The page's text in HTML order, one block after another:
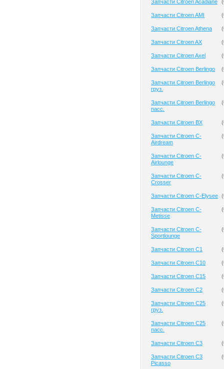
Запчасти Citroen Acadiane (
Запчасти Citroen AMI (
Запчасти Citroen Athena (
Запчасти Citroen AX (
Запчасти Citroen Axel (
Запчасти Citroen Berlingo (
Запчасти Citroen Berlingo
груз.
(
Запчасти Citroen Berlingo
пасс.
(
Запчасти Citroen BX (
Запчасти Citroen C-
Airdream
(
Запчасти Citroen C-
Airlounge
(
Запчасти Citroen C-
Crosser
(
Запчасти Citroen C-Elysee (
Запчасти Citroen C-
Metisse
(
Запчасти Citroen C-
Sportlounge
(
Запчасти Citroen C1 (
Запчасти Citroen C10 (
Запчасти Citroen C15 (
Запчасти Citroen C2 (
Запчасти Citroen C25
груз.
(
Запчасти Citroen C25
пасс.
(
Запчасти Citroen C3 (
Запчасти Citroen C3
Picasso
(